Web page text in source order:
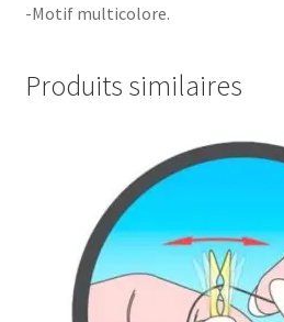
-Motif multicolore.
Produits similaires